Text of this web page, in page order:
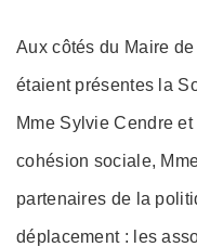
Aux côtés du Maire
étaient présentes la
Mme Sylvie Cendre
cohésion sociale,
partenaires de la
déplacement : les